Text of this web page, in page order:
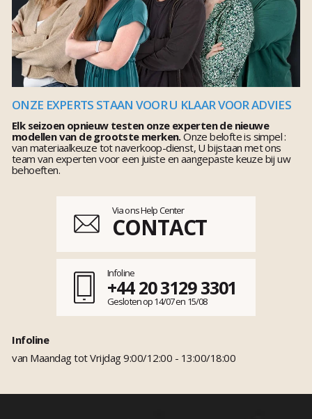
ONZE EXPERTS STAAN VOOR U KLAAR VOOR ADVIES
Elk seizoen opnieuw testen onze experten de nieuwe
modellen van de grootste merken.Onze belofte is simpel :
van materiaalkeuze tot naverkoop-dienst, U bijstaan met ons
team van experten voor een juiste en aangepaste keuze bij uw
behoeften.
Via ons Help Center
CONTACT
Infoline
+44 20 3129 3301
Gesloten op 14/07 en 15/08
Infoline
van Maandag tot Vrijdag 9:00/12:00 - 13:00/18:00